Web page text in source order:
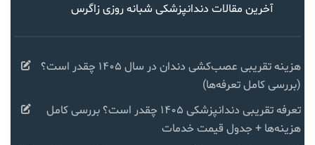
آخرین مقالات دندانپزشکی شبانه روزی زاگرس
هزینه تقریبی عصب‌کشی دندان در سال ۱۴۰۵ چقدر است؟
(بررسی کامل تعرفه‌ها)
تعرفه تقریبی دندانپزشکی ۱۴۰۵ چقدر است؟ بررسی کامل
هزینه‌ها + جدول قیمت خدمات